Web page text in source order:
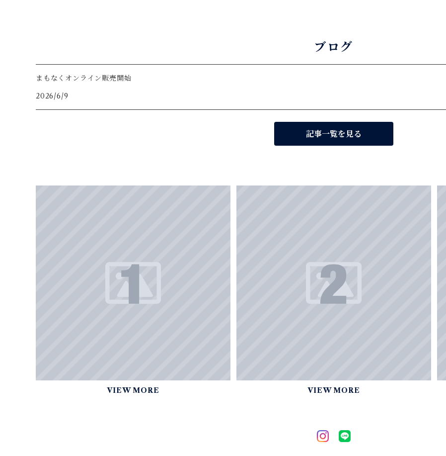
ブログ
まもなくオンライン販売開始
2026/6/9
記事一覧を見る
VIEW MORE VIEW MORE